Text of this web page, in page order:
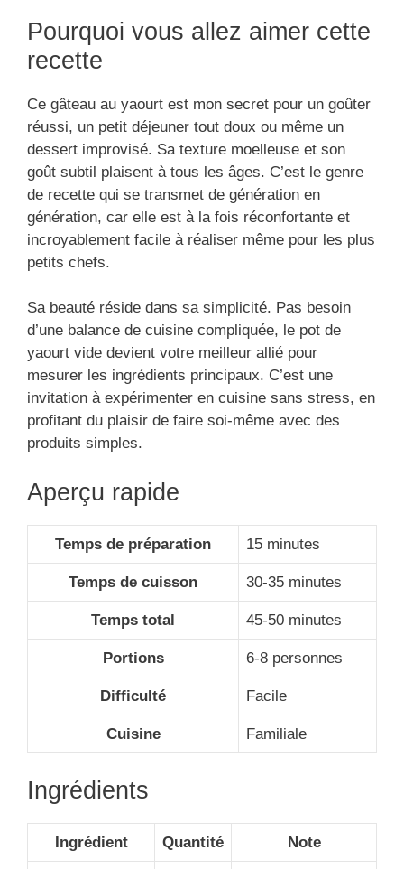
Pourquoi vous allez aimer cette
recette
Ce gâteau au yaourt est mon secret pour un goûter
réussi, un petit déjeuner tout doux ou même un
dessert improvisé. Sa texture moelleuse et son
goût subtil plaisent à tous les âges. C’est le genre
de recette qui se transmet de génération en
génération, car elle est à la fois réconfortante et
incroyablement facile à réaliser même pour les plus
petits chefs.
Sa beauté réside dans sa simplicité. Pas besoin
d’une balance de cuisine compliquée, le pot de
yaourt vide devient votre meilleur allié pour
mesurer les ingrédients principaux. C’est une
invitation à expérimenter en cuisine sans stress, en
profitant du plaisir de faire soi-même avec des
produits simples.
Aperçu rapide
Temps de préparation 15 minutes
Temps de cuisson 30-35 minutes
Temps total 45-50 minutes
Portions 6-8 personnes
Difficulté Facile
Cuisine Familiale
Ingrédients
Ingrédient Quantité Note